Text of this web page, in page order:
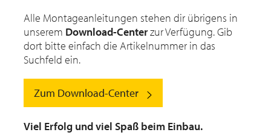
Alle Montageanleitungen stehen dir übrigens in
unserem Download-Centerzur Verfügung. Gib
dort bitte einfach die Artikelnummer in das
Suchfeld ein.
Zum Download-Center
Viel Erfolg und viel Spaß beim Einbau.